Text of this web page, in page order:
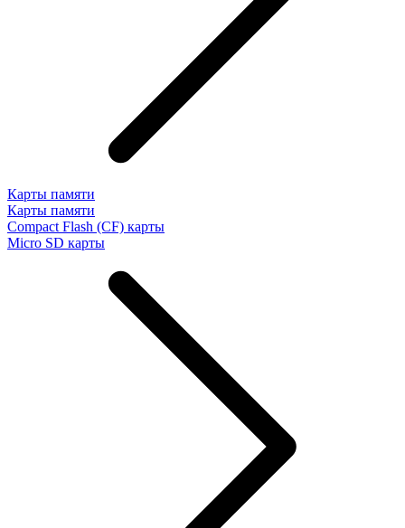
Карты памяти
Карты памяти
Compact Flash (CF) карты
Micro SD карты